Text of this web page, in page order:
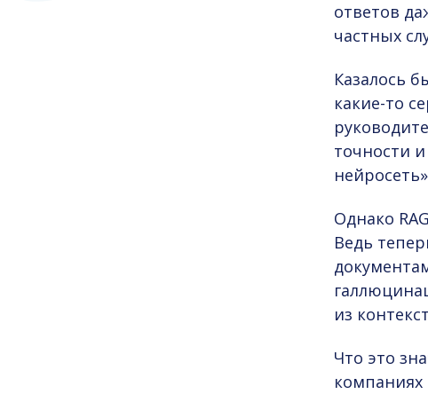
ответов
частных
Казалось
какие-то
точности
Однако
Ведь
из
Что это
компаниях